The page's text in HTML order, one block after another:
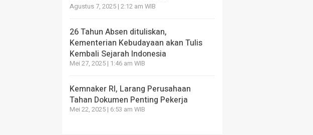
Agustus 7, 2025 | 2:12 am WIB
26 Tahun Absen dituliskan,
Kementerian Kebudayaan akan Tulis
Kembali Sejarah Indonesia
Mei 27, 2025 | 1:46 am WIB
Kemnaker RI, Larang Perusahaan
Tahan Dokumen Penting Pekerja
Mei 22, 2025 | 6:53 am WIB